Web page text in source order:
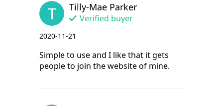
T Tilly-Mae Parker
Verified buyer
2020-11-21
Simple to use and I like that it gets
people to join the website of mine.